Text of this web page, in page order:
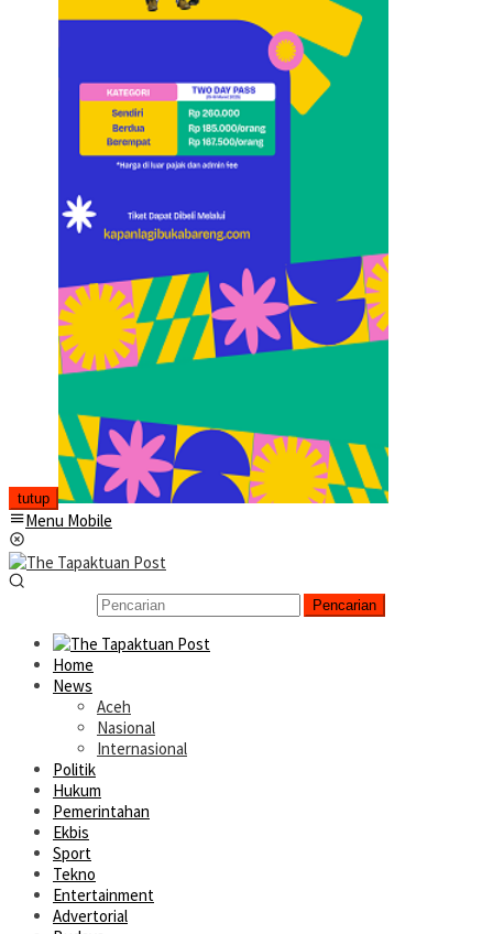
tutup
Menu Mobile
Pencarian
Home
News
Aceh
Nasional
Internasional
Politik
Hukum
Pemerintahan
Ekbis
Sport
Tekno
Entertainment
Advertorial